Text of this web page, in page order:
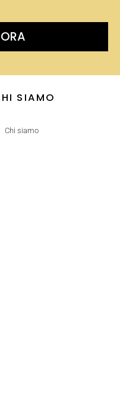
SIAMO
Chi siamo